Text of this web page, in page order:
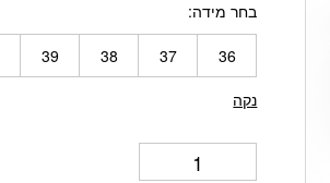
בחר מידה
36
37
38
39
נקה